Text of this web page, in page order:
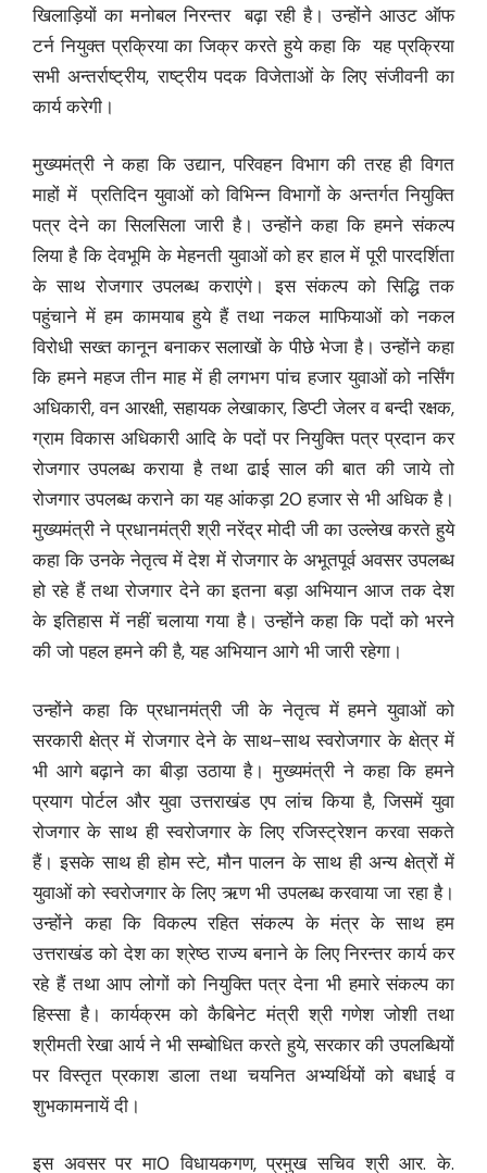
खिलाड़ियों का मनोबल निरन्तर बढ़ा रही है। उन्होंने आउट ऑफ
टर्न नियुक्त प्रक्रिया का जिक्र करते हुये कहा कि यह प्रक्रिया
सभी अन्तर्राष्ट्रीय, राष्ट्रीय पदक विजेताओं के लिए संजीवनी का
कार्य करेगी।
मुख्यमंत्री ने कहा कि उद्यान, परिवहन विभाग की तरह ही विगत
माहों में प्रतिदिन युवाओं को विभिन्न विभागों के अन्तर्गत नियुक्ति
पत्र देने का सिलसिला जारी है। उन्होंने कहा कि हमने संकल्प
लिया है कि देवभूमि के मेहनती युवाओं को हर हाल में पूरी पारदर्शिता
के साथ रोजगार उपलब्ध कराएंगे। इस संकल्प को सिद्धि तक
पहुंचाने में हम कामयाब हुये हैं तथा नकल माफियाओं को नकल
विरोधी सख्त कानून बनाकर सलाखों के पीछे भेजा है। उन्होंने कहा
कि हमने महज तीन माह में ही लगभग पांच हजार युवाओं को नर्सिंग
अधिकारी, वन आरक्षी, सहायक लेखाकार, डिप्टी जेलर व बन्दी रक्षक,
ग्राम विकास अधिकारी आदि के पदों पर नियुक्ति पत्र प्रदान कर
रोजगार उपलब्ध कराया है तथा ढाई साल की बात की जाये तो
रोजगार उपलब्ध कराने का यह आंकड़ा 20 हजार से भी अधिक है।
मुख्यमंत्री ने प्रधानमंत्री श्री नरेंद्र मोदी जी का उल्लेख करते हुये
कहा कि उनके नेतृत्व में देश में रोजगार के अभूतपूर्व अवसर उपलब्ध
हो रहे हैं तथा रोजगार देने का इतना बड़ा अभियान आज तक देश
के इतिहास में नहीं चलाया गया है। उन्होंने कहा कि पदों को भरने
की जो पहल हमने की है, यह अभियान आगे भी जारी रहेगा।
उन्होंने कहा कि प्रधानमंत्री जी के नेतृत्व में हमने युवाओं को
सरकारी क्षेत्र में रोजगार देने के साथ-साथ स्वरोजगार के क्षेत्र में
भी आगे बढ़ाने का बीड़ा उठाया है। मुख्यमंत्री ने कहा कि हमने
प्रयाग पोर्टल और युवा उत्तराखंड एप लांच किया है, जिसमें युवा
रोजगार के साथ ही स्वरोजगार के लिए रजिस्ट्रेशन करवा सकते
हैं। इसके साथ ही होम स्टे, मौन पालन के साथ ही अन्य क्षेत्रों में
युवाओं को स्वरोजगार के लिए ऋण भी उपलब्ध करवाया जा रहा है।
उन्होंने कहा कि विकल्प रहित संकल्प के मंत्र के साथ हम
उत्तराखंड को देश का श्रेष्ठ राज्य बनाने के लिए निरन्तर कार्य कर
रहे हैं तथा आप लोगों को नियुक्ति पत्र देना भी हमारे संकल्प का
हिस्सा है। कार्यक्रम को कैबिनेट मंत्री श्री गणेश जोशी तथा
श्रीमती रेखा आर्य ने भी सम्बोधित करते हुये, सरकार की उपलब्धियों
पर विस्तृत प्रकाश डाला तथा चयनित अभ्यर्थियों को बधाई व
शुभकामनायें दी।
इस अवसर पर मा0 विधायकगण, प्रमुख सचिव श्री आर. के.